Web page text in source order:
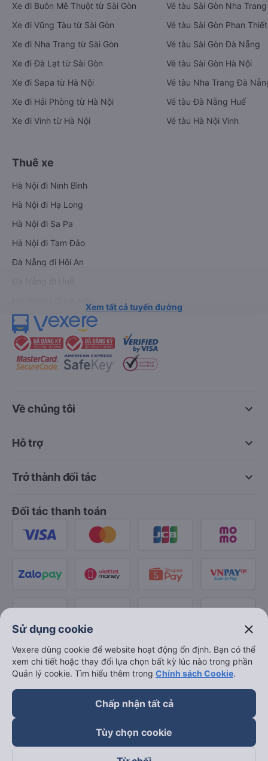
Xe đi Buôn Mê Thuột từ Sài Gòn
Xe đi Vũng Tàu từ Sài Gòn
Xe đi Nha Trang từ Sài Gòn
Xe đi Đà Lạt từ Sài Gòn
Xe đi Sapa từ Hà Nội
Xe đi Hải Phòng từ Hà Nội
Xe đi Vinh từ Hà Nội
Vé tàu Sài Gòn Nha Trang
Vé tàu Sài Gòn Phan Thiết
Vé tàu Sài Gòn Đà Nẵng
Vé tàu Sài Gòn Hà Nội
Vé tàu Nha Trang Đà
Vé tàu Đà Nẵng Huế
Vé tàu Hà Nội Vinh
Thuê xe
Hà Nội đi Ninh Bình
Hà Nội đi Hạ Long
Hà Nội đi Sa Pa
Hà Nội đi Tam Đảo
Đà Nẵng đi Hội An
Xem tất cả tuyến đường
keyboard_arrow_down
Về chúng tôi
keyboard_arrow_down
Hỗ trợ
keyboard_arrow_down
Trở thành đối tác
Đối tác thanh toán
Sử dụng cookie close
Vexere dùng cookie để website hoạt động ổn định. Bạn có thể
xem chi tiết hoặc thay đổi lựa chọn bất kỳ lúc nào trong phần
Quản lý cookie. Tìm hiểu thêm trong Chính sách Cookie.
Chấp nhận tất cả
Tùy chọn cookie